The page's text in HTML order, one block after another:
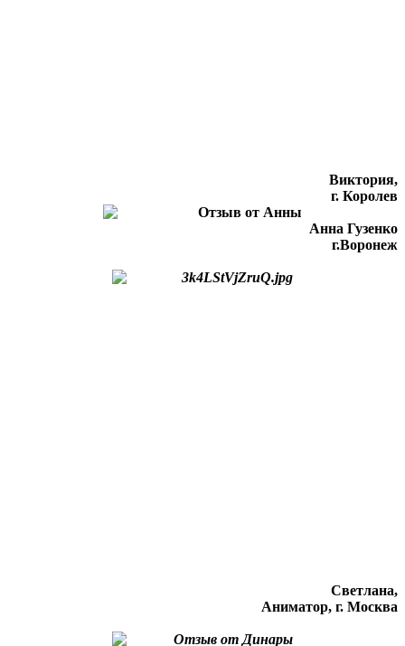
Виктория,
г. Королев
Анна Гузенко
г.Воронеж
Светлана,
Аниматор, г. Москва